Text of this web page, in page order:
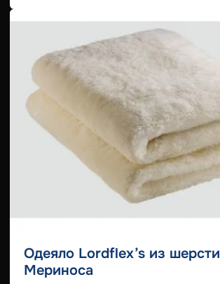
Одеяло Lordflex’s из шерсти
Мериноса